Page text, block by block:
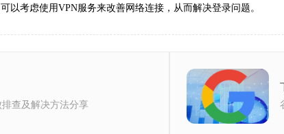
以考虑使用VPN服务来改善网络连接，从而解决登录问题。
查及解决方法分享